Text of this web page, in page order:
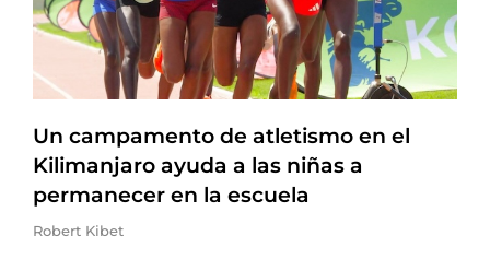
Un campamento de atletismo en el
Kilimanjaro ayuda a las niñas a
permanecer en la escuela
Robert Kibet